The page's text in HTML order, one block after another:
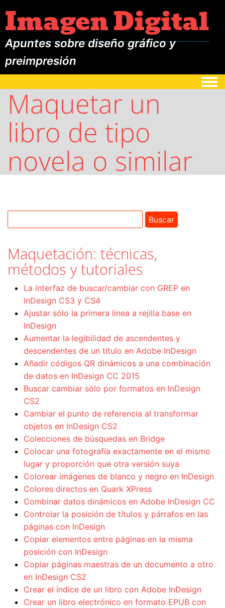
Imagen Digital
Apuntes sobre diseño gráfico y
preimpresión
Maquetar un
libro de tipo
novela o similar
Maquetación: técnicas,
métodos y tutoriales
La interfaz de buscar/cambiar con GREP en
InDesign CS3 y CS4
Ajustar sólo la primera línea a rejilla base en
InDesign
Aumentar la legibilidad de ascendentes y
descendentes de un título en Adobe InDesign
Añadir códigos QR dinámicos a una combinación
de datos en InDesign CC 2015
Buscar cambiar sólo por formatos en InDesign
CS2
Cambiar el punto de referencia al transformar
objetos en InDesign CS2
Colecciones de búsquedas en Bridge
Colocar una fotografía exactamente en el mismo
lugar y proporción que otra versión suya
Colorear imágenes de blanco y negro en InDesign
Colores directos en Quark XPress
Combinar datos dinámicos en Adobe InDesign CC
Controlar la posición de títulos y párrafos en las
páginas con InDesign
Copiar elementos entre páginas en la misma
posición con InDesign
Copiar páginas maestras de un documento a otro
en InDesign CS2
Crear el índice de un libro con Adobe InDesign
Crear un libro electrónico en formato EPUB con